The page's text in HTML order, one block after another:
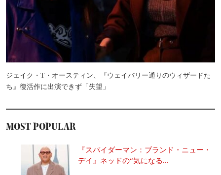
ジェイク・T・オースティン、『ウェイバリー通りのウィザードた
ち』復活作に出演できず「失望」
MOST POPULAR
『スパイダーマン：ブランド・ニュー・
デイ』ネッドの“気になる...